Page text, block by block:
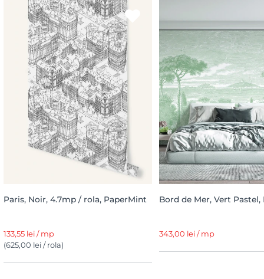
Paris, Noir, 4.7mp / rola, PaperMint
133,55 lei / mp
(625,00 lei / rola)
Bord de Mer, Vert
343,00 lei / mp